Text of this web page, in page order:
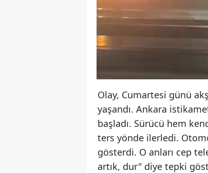
Olay, Cumartesi günü
yaşandı. Ankara
başladı. Sürücü hem
ters yönde ilerledi.
gösterdi. O anları cep
artık, dur" diye tepki